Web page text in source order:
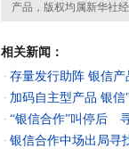
产品，版权均属新华社
相关新闻：
· 存量发行助阵 银信产
· 加码自主型产品 银
· “银信合作”叫停后
· 银信合作中场出局寻